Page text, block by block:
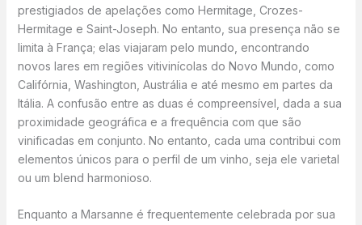
prestigiados de apelações como Hermitage, Crozes-
Hermitage e Saint-Joseph. No entanto, sua presença não se
limita à França; elas viajaram pelo mundo, encontrando
novos lares em regiões vitivinícolas do Novo Mundo, como
Califórnia, Washington, Austrália e até mesmo em partes da
Itália. A confusão entre as duas é compreensível, dada a sua
proximidade geográfica e a frequência com que são
vinificadas em conjunto. No entanto, cada uma contribui com
elementos únicos para o perfil de um vinho, seja ele varietal
ou um blend harmonioso.
Enquanto a Marsanne é frequentemente celebrada por sua